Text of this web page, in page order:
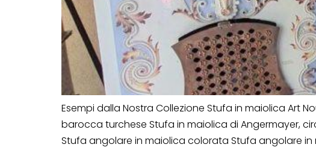
Esempi dalla Nostra Collezione Stufa in maiolica Art
barocca turchese Stufa in maiolica di Angermayer,
Stufa angolare in maiolica colorata Stufa angolare in